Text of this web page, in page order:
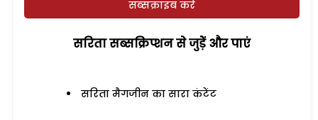
सब्सक्राइब करें
सरिता सब्सक्रिप्शन से जुड़ेें और पाएं
सरिता मैगजीन का सारा कंटेंट